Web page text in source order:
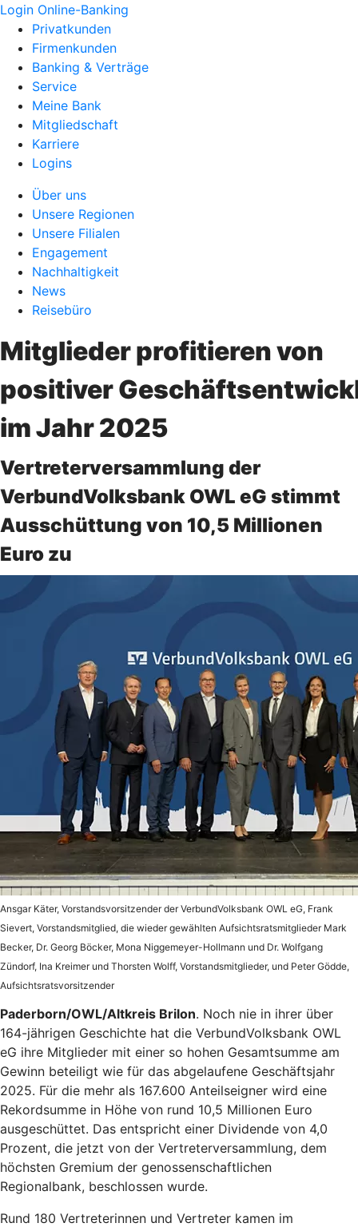
Login Online-Banking
Privatkunden
Firmenkunden
Banking & Verträge
Service
Meine Bank
Mitgliedschaft
Karriere
Logins
Über uns
Unsere Regionen
Unsere Filialen
Engagement
Nachhaltigkeit
News
Reisebüro
Mitglieder profitieren von
positiver
im Jahr 2025
Vertreterversammlung der
VerbundVolksbank OWL eG stimmt
Ausschüttung von 10,5 Millionen
Euro zu
Ansgar Käter, Vorstandsvorsitzender der VerbundVolksbank OWL eG, Frank
Sievert, Vorstandsmitglied, die wieder gewählten Aufsichtsratsmitglieder Mark
Becker, Dr. Georg Böcker, Mona Niggemeyer-Hollmann und Dr. Wolfgang
Zündorf, Ina Kreimer und Thorsten Wolff, Vorstandsmitglieder, und Peter Gödde,
Aufsichtsratsvorsitzender
Paderborn/OWL/Altkreis Brilon. Noch nie in ihrer über
164-jährigen Geschichte hat die VerbundVolksbank OWL
eG ihre Mitglieder mit einer so hohen Gesamtsumme am
Gewinn beteiligt wie für das abgelaufene Geschäftsjahr
2025. Für die mehr als 167.600 Anteilseigner wird eine
Rekordsumme in Höhe von rund 10,5 Millionen Euro
ausgeschüttet. Das entspricht einer Dividende von 4,0
Prozent, die jetzt von der Vertreterversammlung, dem
höchsten Gremium der genossenschaftlichen
Regionalbank, beschlossen wurde.
Rund 180 Vertreterinnen und Vertreter kamen im